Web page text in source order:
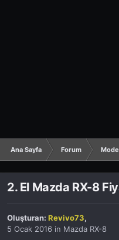
Ana Sayfa Forum
2. El Mazda RX-8
Oluşturan: Revivo73,
5 Ocak 2016 in Mazda RX-8